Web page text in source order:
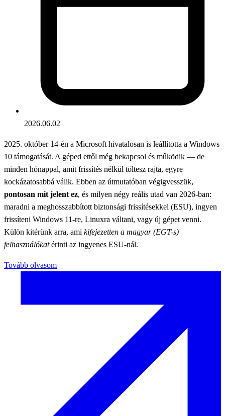
2026.06.02
2025. október 14-én a Microsoft hivatalosan is leállította a Windows
10 támogatását. A géped ettől még bekapcsol és működik — de
minden hónappal, amit frissítés nélkül töltesz rajta, egyre
kockázatosabbá válik. Ebben az útmutatóban végigvesszük,
pontosan mit jelent ez, és milyen négy reális utad van 2026-ban:
maradni a meghosszabbított biztonsági frissítésekkel (ESU), ingyen
frissíteni Windows 11-re, Linuxra váltani, vagy új gépet venni.
Külön kitérünk arra, ami kifejezetten a magyar (EGT-s)
felhasználókatérinti az ingyenes ESU-nál.
Tovább olvasom